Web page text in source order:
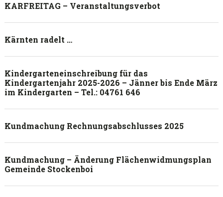
KARFREITAG – Veranstaltungsverbot
Kärnten radelt …
Kindergarteneinschreibung für das
Kindergartenjahr 2025-2026 – Jänner bis Ende März
im Kindergarten – Tel.: 04761 646
Kundmachung Rechnungsabschlusses 2025
Kundmachung – Änderung Flächenwidmungsplan
Gemeinde Stockenboi